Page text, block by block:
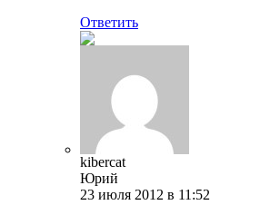
Ответить
kibercat
Юрий
23 июля 2012 в 11:52